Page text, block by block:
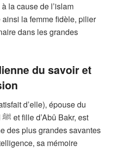
la cause de l’islam
la femme fidèle, pilier
dans les grandes
du savoir et
d’elle), épouse du
des plus grandes savantes
sa mémoire